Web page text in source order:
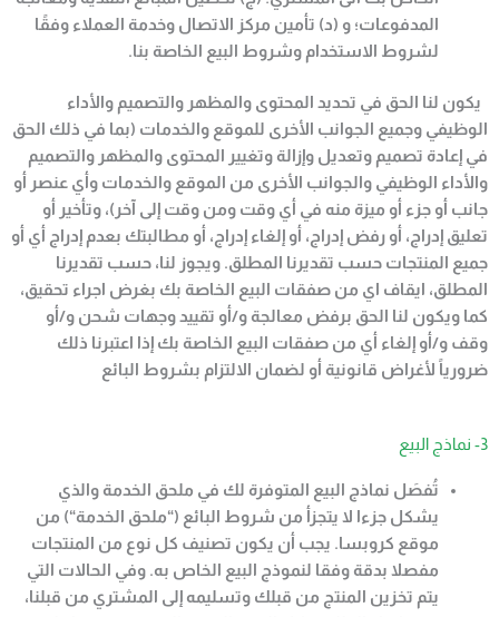
المدفوعات؛ و (د) تأمين مركز الاتصال وخدمة العملاء وفقًا
لشروط الاستخدام وشروط البيع الخاصة بنا .
يكون لنا الحق في تحديد المحتوى والمظهر والتصميم والأداء
الوظيفي وجميع الجوانب الأخرى للموقع والخدمات (بما في ذلك الحق
في إعادة تصميم وتعديل وإزالة وتغيير المحتوى والمظهر والتصميم
والأداء الوظيفي والجوانب الأخرى من الموقع والخدمات وأي عنصر أو
جانب أو جزء أو ميزة منه في أي وقت ومن وقت إلى آخر)، وتأخير أو
تعليق إدراج، أو رفض إدراج، أو إلغاء إدراج، أو مطالبتك بعدم إدراج أي أو
جميع المنتجات حسب تقديرنا المطلق. ويجوز لنا، حسب تقديرنا
المطلق، ايقاف اي من صفقات البيع الخاصة بك بغرض اجراء تحقيق،
كما ويكون لنا الحق برفض معالجة و/أو تقييد وجهات شحن و/أو
وقف و/أو إلغاء أي من صفقات البيع الخاصة بك إذا اعتبرنا ذلك
ضرورياً لأغراض قانونية أو لضمان الالتزام بشروط البائع
3- نماذج البيع
تُفصَل نماذج البيع المتوفرة لك في ملحق الخدمة والذي
يشكل جزءا لا يتجزأ من شروط البائع (“ملحق الخدمة“) من
موقع كروبسا. يجب أن يكون تصنيف كل نوع من المنتجات
مفصلا بدقة وفقا لنموذج البيع الخاص به. وفي الحالات التي
يتم تخزين المنتج من قبلك وتسليمه إلى المشتري من قبلنا،